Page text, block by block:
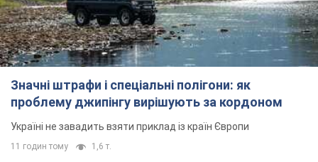
Значні штрафи і спеціальні полігони: як
проблему джипінгу вирішують за кордоном
Україні не завадить взяти приклад із країн Європи
11 годин тому 1,6 т.